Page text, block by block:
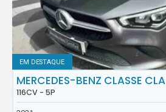
EM DESTAQUE
MERCEDES-BENZ CLASSE CLA
116CV - 5P